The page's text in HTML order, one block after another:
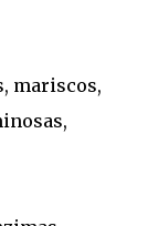
mariscos,